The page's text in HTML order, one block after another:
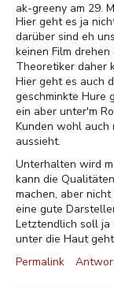
ak-greeny am 29.
Hier geht es ja
darüber sind eh
keinen Film
Theoretiker daher
Hier geht es auch
geschminkte Hure
ein aber unter'm
Kunden wohl auch
aussieht.
Unterhalten wird
kann die
machen, aber
eine gute
Letztendlich soll ja
unter die Haut
Permalink